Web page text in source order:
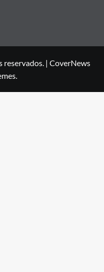
| CoverNews